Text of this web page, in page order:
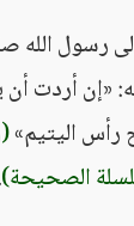
رسول الله
«إن أردت أن
اليتيم»
الصحيحة)